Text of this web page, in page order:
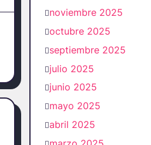
noviembre 2025
octubre 2025
septiembre 2025
julio 2025
junio 2025
mayo 2025
abril 2025